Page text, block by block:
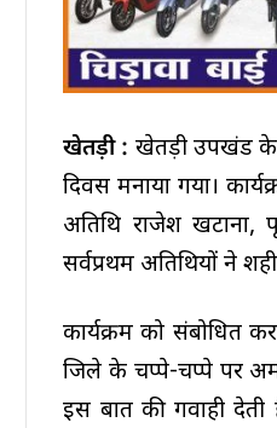
खेतड़ी : खेतड़ी उपखंड के
दिवस मनाया गया।
अतिथि राजेश खटाना,
सर्वप्रथम अतिथियों ने
कार्यक्रम को संबोधित
जिले के चप्पे-चप्पे पर
इस बात की गवाही